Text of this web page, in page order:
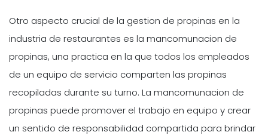
Otro aspecto crucial de la gestion de propinas en la
industria de restaurantes es la mancomunacion de
propinas, una practica en la que todos los empleados
de un equipo de servicio comparten las propinas
recopiladas durante su turno. La mancomunacion de
propinas puede promover el trabajo en equipo y crear
un sentido de responsabilidad compartida para brindar